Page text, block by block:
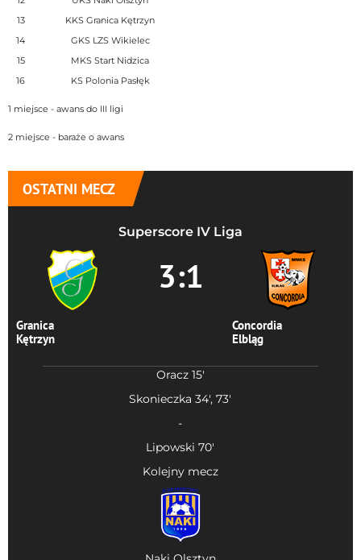
13
KKS Granica Kętrzyn
14
GKS LZS Wikielec
15
MKS Start Nidzica
16
KS Polonia Pasłęk
1 miejsce - awans do III ligi
2 miejsce - baraże o awans
OSTATNI MECZ
Superscore IV Liga
Granica
Kętrzyn
3:1
Concordia
Elbląg
Oracz 15'
Skonieczka 34', 73'
-
Lipowski 70'
Kolejny mecz